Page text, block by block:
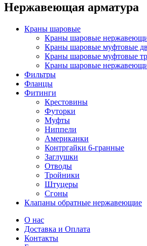
Нержавеющая арматура
Краны шаровые
Краны шаровые
Краны шаровые муфтовые
Краны шаровые муфтовые
Краны шаровые
Фильтры
Фланцы
Фитинги
Крестовины
Футорки
Муфты
Ниппели
Американки
Контргайки 6-гранные
Заглушки
Отводы
Тройники
Штуцеры
Сгоны
Клапаны обратные нержавеющие
О нас
Доставка и Оплата
Контакты